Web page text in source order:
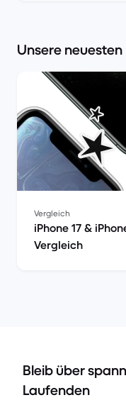
Unsere
Vergleich
iPhone 17 &
Vergleich
Bleib über
Laufenden